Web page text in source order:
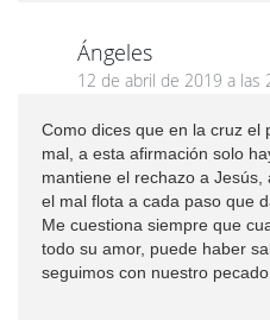
Ángeles
12 de abril de 2019 a las
Como dices que en la cruz el
mal, a esta afirmación solo
mantiene el rechazo a
el mal flota a cada paso que
Me cuestiona siempre que
todo su amor, puede haber
seguimos con nuestro